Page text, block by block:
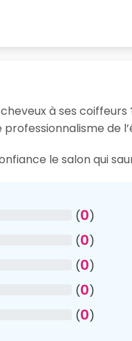
à ses
de
le salon qui
(0)
(0)
(0)
(0)
(0)